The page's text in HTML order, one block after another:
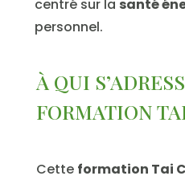
centré sur la santé
personnel.
À QUI
FORMATION
Cette formation Tai